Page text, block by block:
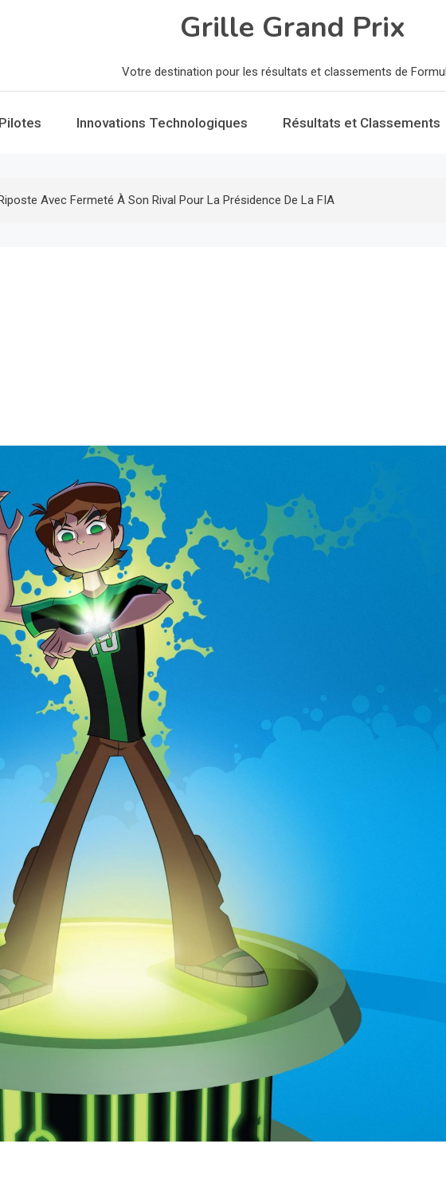
Grille Grand Prix
Votre destination pour les résultats et classements de
Innovations Technologiques Résultats et Classements
Avec Fermeté À Son Rival Pour La Présidence De La FIA